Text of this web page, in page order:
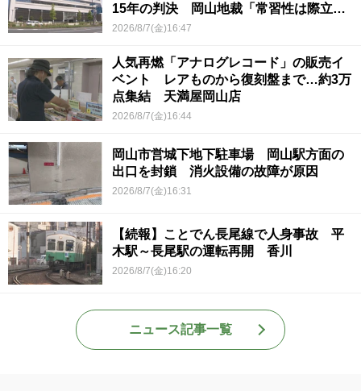
15年の判決 岡山地裁「常習性は際立っ
ていて被害結果も非常に重い」
2026/8/7(金)16:47
人気再燃「アナログレコード」の販売イ
ベント レアものから復刻盤まで…約3万
点集結 天満屋岡山店
2026/8/7(金)16:44
岡山市営城下地下駐車場 岡山駅方面の
出口を封鎖 消火設備の故障が原因
2026/8/7(金)16:31
【続報】ことでん長尾線で人身事故 平
木駅～長尾駅の運転再開 香川
2026/8/7(金)16:20
ニュース記事一覧